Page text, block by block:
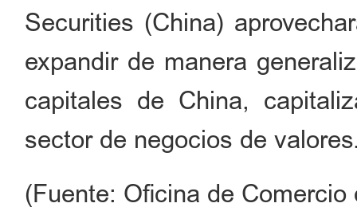
Securities (China)
expandir de manera
capitales de China,
sector de negocios de
(Fuente: Oficina de